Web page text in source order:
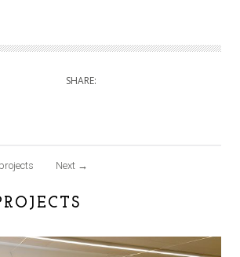
SHARE:
Next →